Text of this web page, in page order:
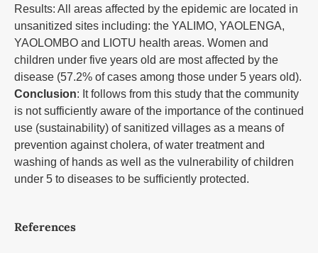
Results: All areas affected by the epidemic are located in
unsanitized sites including: the YALIMO, YAOLENGA,
YAOLOMBO and LIOTU health areas. Women and
children under five years old are most affected by the
disease (57.2% of cases among those under 5 years old).
Conclusion: It follows from this study that the community
is not sufficiently aware of the importance of the continued
use (sustainability) of sanitized villages as a means of
prevention against cholera, of water treatment and
washing of hands as well as the vulnerability of children
under 5 to diseases to be sufficiently protected.
References